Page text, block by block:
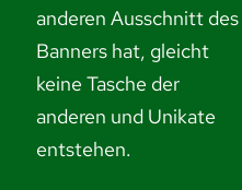
anderen Ausschnitt des
Banners hat, gleicht
keine Tasche der
anderen und Unikate
entstehen.